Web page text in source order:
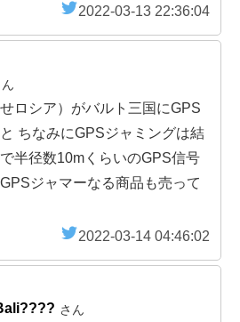
2022-03-13 22:36:04
ロシア）がバルト三国にGPS
ちなみにGPSジャミングは結
半径数10mくらいのGPS信号
ジャマーなる商品も売って
2022-03-14 04:46:02
さん